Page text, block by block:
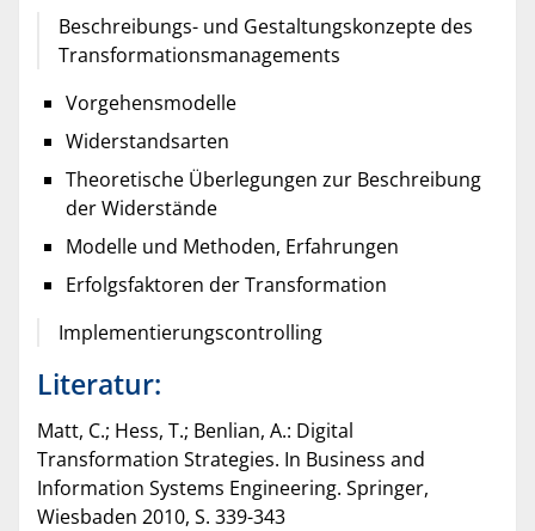
Beschreibungs- und Gestaltungskonzepte des
Transformationsmanagements
Vorgehensmodelle
Widerstandsarten
Theoretische Überlegungen zur Beschreibung
der Widerstände
Modelle und Methoden, Erfahrungen
Erfolgsfaktoren der Transformation
Implementierungscontrolling
Literatur:
Matt, C.; Hess, T.; Benlian, A.: Digital
Transformation Strategies. In Business and
Information Systems Engineering. Springer,
Wiesbaden 2010, S. 339-343